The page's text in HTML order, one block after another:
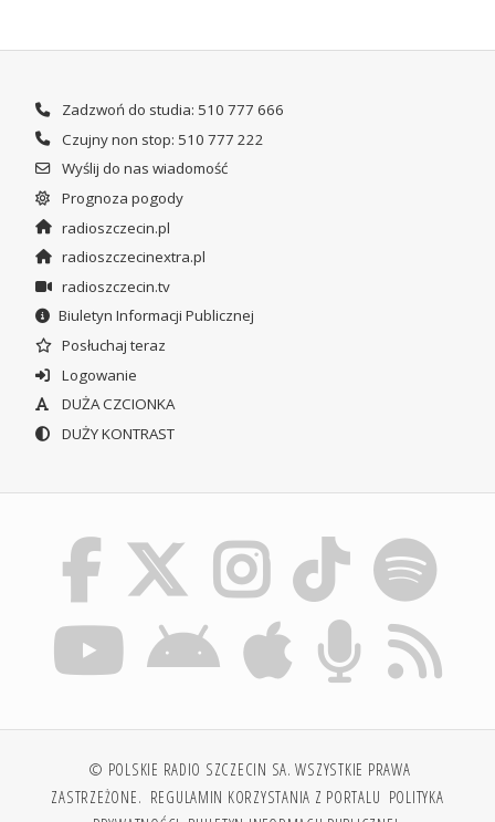
Zadzwoń do studia: 510 777 666
Czujny non stop: 510 777 222
Wyślij do nas wiadomość
Prognoza pogody
radioszczecin.pl
radioszczecinextra.pl
radioszczecin.tv
Biuletyn Informacji Publicznej
Posłuchaj teraz
Logowanie
DUŻA CZCIONKA
DUŻY KONTRAST
© POLSKIE RADIO SZCZECIN SA. WSZYSTKIE PRAWA
ZASTRZEŻONE. REGULAMIN KORZYSTANIA Z PORTALU POLITYKA